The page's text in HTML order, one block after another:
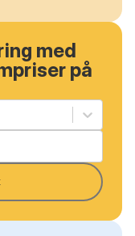
med
på